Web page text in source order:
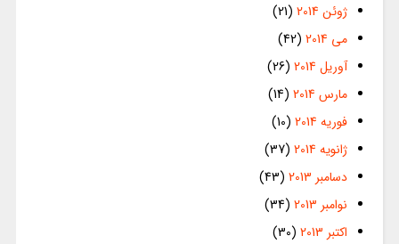
ژوئن 2014
(21)
می 2014
(42)
آوریل 2014
(26)
مارس 2014
(14)
فوریه 2014
(10)
ژانویه 2014
(37)
دسامبر 2013
(43)
نوامبر 2013
(34)
اکتبر 2013
(30)